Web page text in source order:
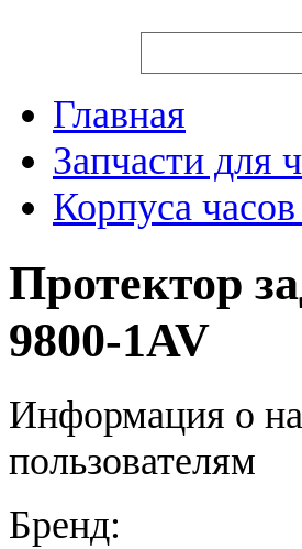
Главная
Запчасти для
Корпуса
Протектор
9800-1AV
Информация о
пользователям
Бренд: